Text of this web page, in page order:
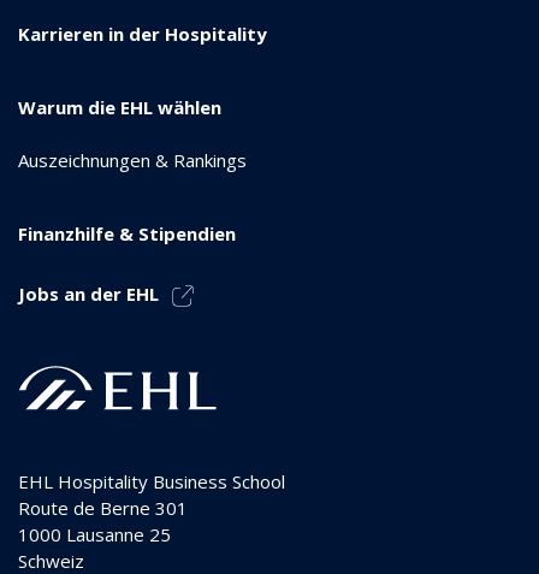
Karrieren in der Hospitality
Warum die EHL wählen
Auszeichnungen & Rankings
Finanzhilfe & Stipendien
Jobs an der EHL
EHL Hospitality Business School
Route de Berne 301
1000 Lausanne 25
Schweiz